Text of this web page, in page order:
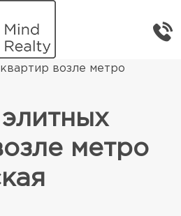
недвижимость
возле метро
метро